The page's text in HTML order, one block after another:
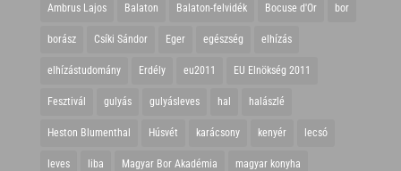
Ambrus Lajos Balaton Balaton-felvidék Bocuse d'Or bor
borász Csíki Sándor Eger egészség elhízás
elhízástudomány Erdély eu2011 EU Elnökség 2011
Fesztivál gulyás gulyásleves hal halászlé
Heston Blumenthal Húsvét karácsony kenyér lecsó
leves liba Magyar Bor Akadémia magyar konyha